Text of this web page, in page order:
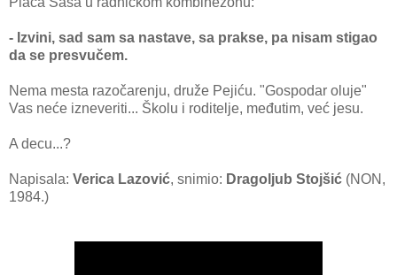
- Izvini, sad sam sa nastave, sa prakse, pa nisam stigao
da se presvučem.
Nema mesta razočarenju, druže Pejiću. "Gospodar oluje"
Vas neće izneveriti... Školu i roditelje, međutim, već jesu.
A decu...?
Napisala: Verica Lazović, snimio: Dragoljub Stojšić (NON,
1984.)